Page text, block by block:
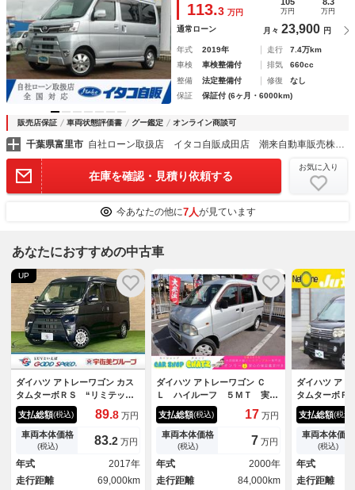
プ キーレスエントリー
113.3 万円 万円 万円
通常ローン 月々 23,900 円
年式 2019年 走行
7.4万km
車検
車検整備付 排気
660cc
整備
法定整備付 修復
なし
保証
保証付 (6ヶ月・6000km)
販売店保証 車両状態評価書 グー鑑定 オンライン商談可
千葉県富里市 自社ローン取扱店 イタコ自販成田店 潮来自動車販売株式会社
在庫を確認・見積り依頼する
お気に入り
今あなたの他に7人が見ています
あなたにおすすめの中古車
UP
ダイハツ アトレーワゴン カス
タムターボＲＳ “リミテッド
ＳＡ ＩＩＩ” 片側電動スラ
イドドア／ＬＵＭＡＣＡホイー
ル／ＬＥＤヘッドライト／衝突
軽減ブレーキ／オートハイビー
ム／クリアランスソナー／アイ
ドリングストップ／車線逸脱警
報機能／オートエアコン／ＥＴ
支払総額(税込) 89.8 万円
車両本体価格
(税込) 83.2 万円
年式
2017年
走行距離
69,000km
ダイハツ アトレーワゴン Ｃ
Ｌ ハイルーフ ５ＭＴ 実走
行８４０００ｋｍ 両側スライ
ドドア 令和３年タイミングベ
ルト交換済み エアコン パワ
ステ エアバック キーレス
Ｕ
支払総額(税込) 17 万円
車両本体価格
(税込) 7 万円
年式
2000年
走行距離
84,000km
ダイハツ アト
タムターボ
ビ 車中泊
リアテーブ
ＥＴＣ 純正
ミ ＨＩＤヘ
グライト キ
アバッグ 両
支払総額(税込)
車両本体価格
(税込)
年式
走行距離